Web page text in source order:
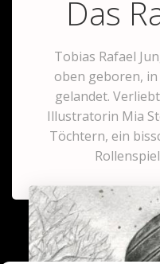
Das
Tobias Rafael
oben geboren,
gelandet.
Illustratorin Mia
Töchtern, ein